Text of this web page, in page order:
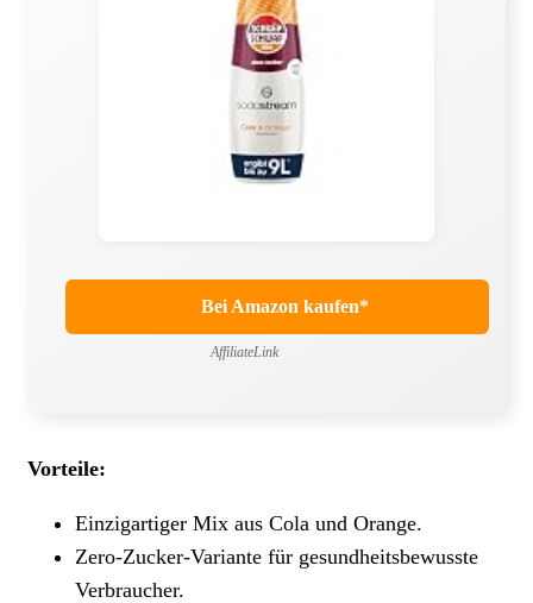
Bei Amazon kaufen*
AffiliateLink
Vorteile:
Einzigartiger Mix aus Cola und Orange.
Zero-Zucker-Variante für gesundheitsbewusste
Verbraucher.